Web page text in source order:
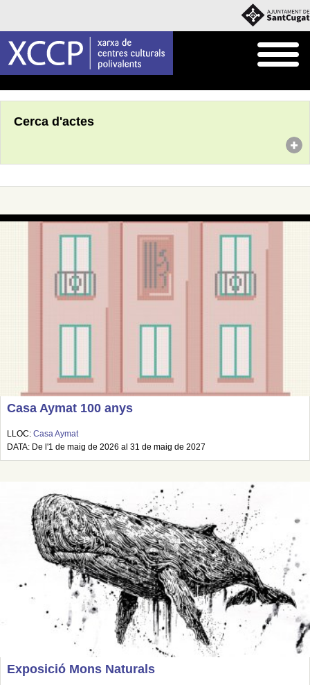
Cerca d'actes
Casa Aymat 100 anys
LLOC: Casa Aymat
DATA: De l'1 de maig de 2026 al 31 de maig de 2027
Exposició Mons Naturals